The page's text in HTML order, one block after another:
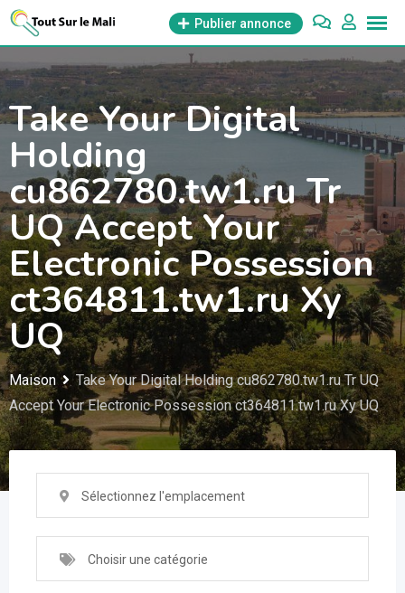
Aller
Publier annonce
Take Your Digital
Holding
cu862780.tw1.ru Tr
UQ Accept Your
Electronic Possession
ct364811.tw1.ru Xy
UQ
Maison
Take Your Digital Holding cu862780.tw1.ru Tr UQ
Accept Your Electronic Possession ct364811.tw1.ru Xy UQ
Sélectionnez l'emplacement
Choisir une catégorie